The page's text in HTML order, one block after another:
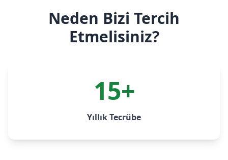
Neden Bizi Tercih
Etmelisiniz?
15+
Yıllık Tecrübe